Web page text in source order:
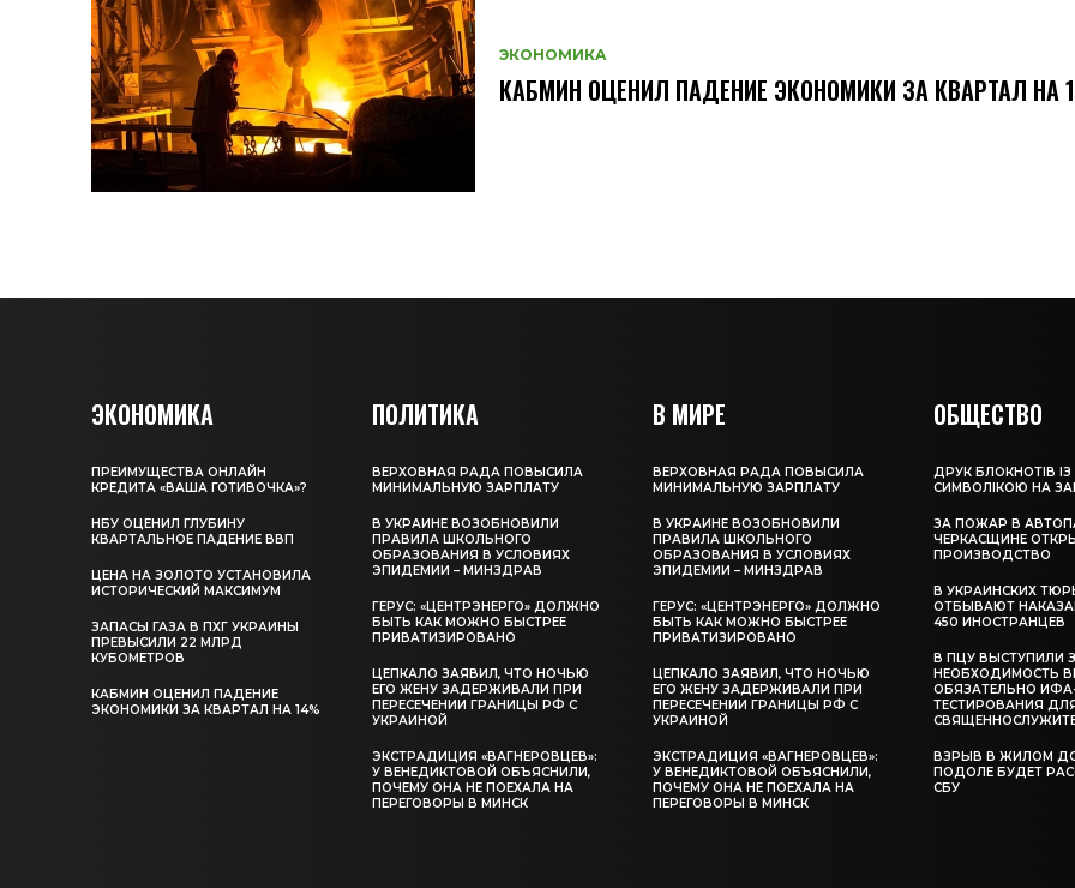
ЭКОНОМИКА
КАБМИН ОЦЕНИЛ ПАДЕНИЕ ЭКОНОМИКИ ЗА КВАРТАЛ НА
ЭКОНОМИКА
ПРЕИМУЩЕСТВА ОНЛАЙН
КРЕДИТА «ВАША ГОТИВОЧКА»?
НБУ ОЦЕНИЛ ГЛУБИНУ
КВАРТАЛЬНОЕ ПАДЕНИЕ ВВП
ЦЕНА НА ЗОЛОТО УСТАНОВИЛА
ИСТОРИЧЕСКИЙ МАКСИМУМ
ЗАПАСЫ ГАЗА В ПХГ УКРАИНЫ
ПРЕВЫСИЛИ 22 МЛРД
КУБОМЕТРОВ
КАБМИН ОЦЕНИЛ ПАДЕНИЕ
ЭКОНОМИКИ ЗА КВАРТАЛ НА 14%
ПОЛИТИКА
ВЕРХОВНАЯ РАДА ПОВЫСИЛА
МИНИМАЛЬНУЮ ЗАРПЛАТУ
В УКРАИНЕ ВОЗОБНОВИЛИ
ПРАВИЛА ШКОЛЬНОГО
ОБРАЗОВАНИЯ В УСЛОВИЯХ
ЭПИДЕМИИ – МИНЗДРАВ
ГЕРУС: «ЦЕНТРЭНЕРГО» ДОЛЖНО
БЫТЬ КАК МОЖНО БЫСТРЕЕ
ПРИВАТИЗИРОВАНО
ЦЕПКАЛО ЗАЯВИЛ, ЧТО НОЧЬЮ
ЕГО ЖЕНУ ЗАДЕРЖИВАЛИ ПРИ
ПЕРЕСЕЧЕНИИ ГРАНИЦЫ РФ С
УКРАИНОЙ
ЭКСТРАДИЦИЯ «ВАГНЕРОВЦЕВ»:
У ВЕНЕДИКТОВОЙ ОБЪЯСНИЛИ,
ПОЧЕМУ ОНА НЕ ПОЕХАЛА НА
ПЕРЕГОВОРЫ В МИНСК
В МИРЕ
ВЕРХОВНАЯ РАДА ПОВЫСИЛА
МИНИМАЛЬНУЮ ЗАРПЛАТУ
В УКРАИНЕ ВОЗОБНОВИЛИ
ПРАВИЛА ШКОЛЬНОГО
ОБРАЗОВАНИЯ В УСЛОВИЯХ
ЭПИДЕМИИ – МИНЗДРАВ
ГЕРУС: «ЦЕНТРЭНЕРГО» ДОЛЖНО
БЫТЬ КАК МОЖНО БЫСТРЕЕ
ПРИВАТИЗИРОВАНО
ЦЕПКАЛО ЗАЯВИЛ, ЧТО НОЧЬЮ
ЕГО ЖЕНУ ЗАДЕРЖИВАЛИ ПРИ
ПЕРЕСЕЧЕНИИ ГРАНИЦЫ РФ С
УКРАИНОЙ
ЭКСТРАДИЦИЯ «ВАГНЕРОВЦЕВ»:
У ВЕНЕДИКТОВОЙ ОБЪЯСНИЛИ,
ПОЧЕМУ ОНА НЕ ПОЕХАЛА НА
ПЕРЕГОВОРЫ В МИНСК
ОБЩЕСТВО
ДРУК БЛОКНОТІВ ІЗ
СИМВОЛІКОЮ НА
ЗА ПОЖАР В
ЧЕРКАСЩИНЕ
ПРОИЗВОДСТВО
В УКРАИНСКИХ
ОТБЫВАЮТ
450 ИНОСТРАНЦЕВ
В ПЦУ ВЫСТУПИЛИ
НЕОБХОДИМОСТЬ
ОБЯЗАТЕЛЬНО
ТЕСТИРОВАНИЯ
ВЗРЫВ В ЖИЛОМ
ПОДОЛЕ БУДЕТ
СБУ